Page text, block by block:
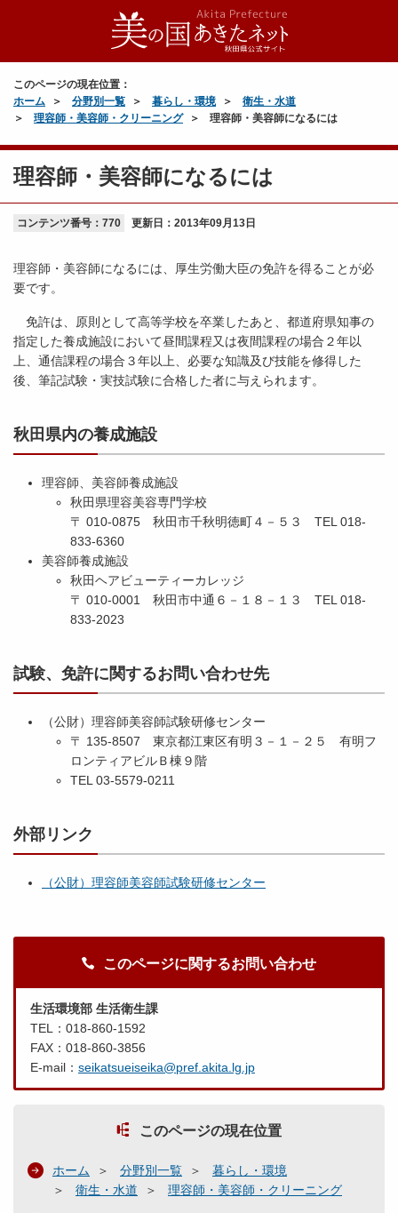
このページの現在位置：
ホーム
分野別一覧 暮らし・環境
衛生・水道
理容師・美容師・クリーニング
理容師・美容師になるには
理容師・美容師になるには
コンテンツ番号：770 更新日： 2013年09月13日
理容師・美容師になるには、厚生労働大臣の免許を得ることが必
要です。
免許は、原則として高等学校を卒業したあと、都道府県知事の
指定した養成施設において昼間課程又は夜間課程の場合２年以
上、通信課程の場合３年以上、必要な知識及び技能を修得した
後、筆記試験・実技試験に合格した者に与えられます。
秋田県内の養成施設
理容師、美容師養成施設
秋田県理容美容専門学校
〒 010-0875 秋田市千秋明徳町４－５３ TEL 018-
833-6360
美容師養成施設
秋田ヘアビューティーカレッジ
〒 010-0001 秋田市中通６－１８－１３ TEL 018-
833-2023
試験、免許に関するお問い合わせ先
（公財）理容師美容師試験研修センター
〒 135-8507 東京都江東区有明３－１－２５ 有明フ
ロンティアビルＢ棟９階
TEL 03-5579-0211
外部リンク
（公財）理容師美容師試験研修センター
このページに関するお問い合わせ
生活環境部 生活衛生課
TEL：018-860-1592
FAX：018-860-3856
E-mail： seikatsueiseika@pref.akita.lg.jp
このページの現在位置
ホーム 分野別一覧
暮らし・環境
衛生・水道
理容師・美容師・クリーニング